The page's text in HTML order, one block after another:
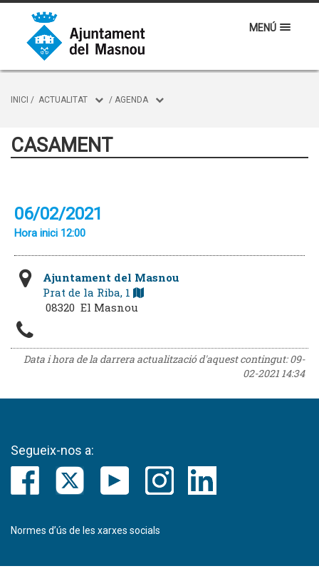
MENÚ
INICI / ACTUALITAT / AGENDA
CASAMENT
06/02/2021
Hora inici 12:00
Ajuntament del Masnou
Prat de la Riba, 1
08320 El Masnou
Data i hora de la darrera actualització d'aquest contingut:09-
02-2021 14:34
Segueix-nos a:
Normes d’ús de les xarxes socials